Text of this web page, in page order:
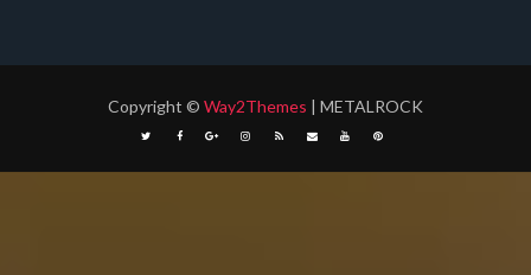
Copyright © Way2Themes | METALROCK